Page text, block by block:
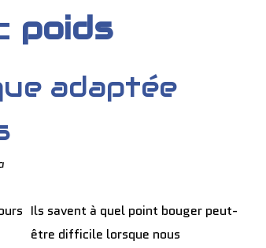
poids
adaptée
Ils savent à quel point bouger peut-
être difficile lorsque nous